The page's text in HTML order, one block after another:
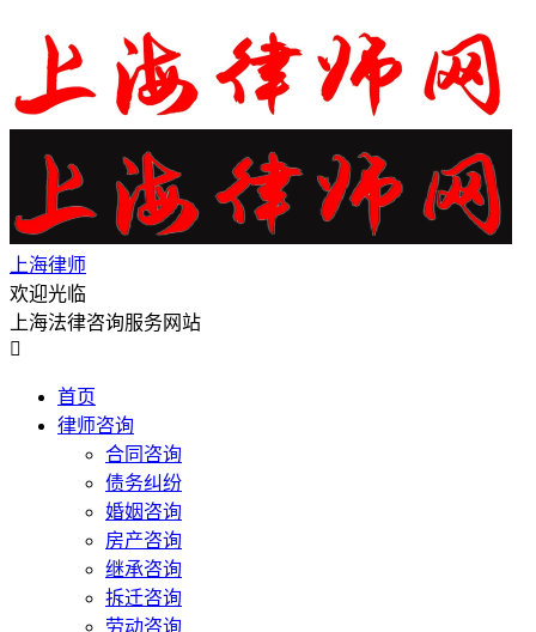
上海律师
欢迎光临
上海法律咨询服务网站

首页
律师咨询
合同咨询
债务纠纷
婚姻咨询
房产咨询
继承咨询
拆迁咨询
劳动咨询